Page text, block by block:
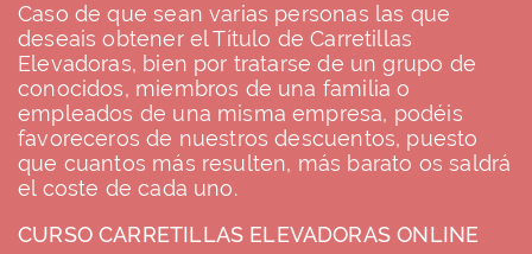
Caso de que sean varias personas las que
deseais obtener el Título de Carretillas
Elevadoras, bien por tratarse de un grupo de
conocidos, miembros de una familia o
empleados de una misma empresa, podéis
favoreceros de nuestros descuentos, puesto
que cuantos más resulten, más barato os saldrá
el coste de cada uno.
CURSO CARRETILLAS ELEVADORAS ONLINE